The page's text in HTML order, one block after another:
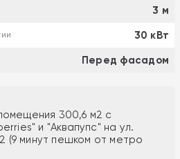
3 м
30 кВт
Перед фасадом
300,6 м2 с
и "Аквапупс" на ул.
(9 минут пешком от метро